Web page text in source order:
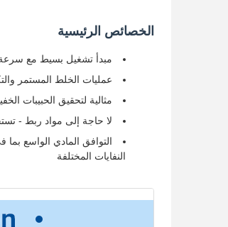
الخصائص الرئيسية
مبدأ تشغيل بسيط مع سرعة
عمليات الخلط المستمر
مثالية لتحقيق الحبيبات
لا حاجة إلى مواد ربط -
التوافق المادي الواسع
النفايات المختلفة